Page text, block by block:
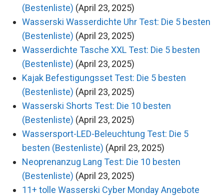
(Bestenliste) (April 23, 2025)
Wasserski Wasserdichte Uhr Test: Die 5 besten
(Bestenliste) (April 23, 2025)
Wasserdichte Tasche XXL Test: Die 5 besten
(Bestenliste) (April 23, 2025)
Kajak Befestigungsset Test: Die 5 besten
(Bestenliste) (April 23, 2025)
Wasserski Shorts Test: Die 10 besten
(Bestenliste) (April 23, 2025)
Wassersport-LED-Beleuchtung Test: Die 5
besten (Bestenliste) (April 23, 2025)
Neoprenanzug Lang Test: Die 10 besten
(Bestenliste) (April 23, 2025)
11+ tolle Wasserski Cyber Monday Angebote